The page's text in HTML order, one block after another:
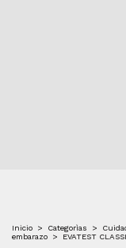
Inicio > Categorìas >
embarazo
> EVATEST